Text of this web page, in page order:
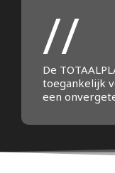
//
De
toegankelijk
een